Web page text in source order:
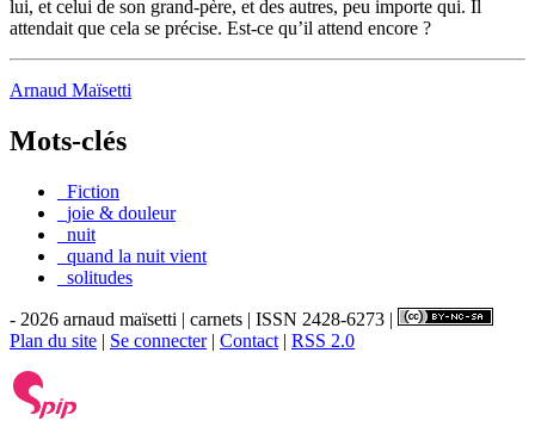
lui, et celui de son grand-père, et des autres, peu importe qui. Il
attendait que cela se précise. Est-ce qu’il attend encore ?
Arnaud Maïsetti
Mots-clés
_Fiction
_joie & douleur
_nuit
_quand la nuit vient
_solitudes
- 2026 arnaud maïsetti | carnets | ISSN 2428-6273 |
Plan du site | Se connecter| Contact | RSS 2.0